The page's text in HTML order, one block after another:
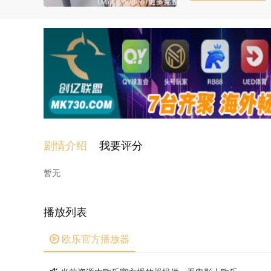
剧情介绍 我要评分
暂无
播放列表
 欧乐官方播放器